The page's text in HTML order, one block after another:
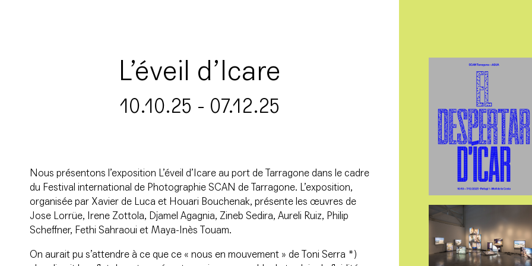
L’éveil d’Icare
10.10.25 - 07.12.25
Nous présentons l’exposition L’éveil d’Icare au port de Tarragone dans le cadre
du Festival international de Photographie SCAN de Tarragone. L’exposition,
organisée par Xavier de Luca et Houari Bouchenak, présente les œuvres de
Jose Lorrüe, Irene Zottola, Djamel Agagnia, Zineb Sedira, Aureli Ruiz, Philip
Scheffner, Fethi Sahraoui et Maya-Inès Touam.
On aurait pu s’attendre à ce que ce « nous en mouvement » de Toni Serra *)